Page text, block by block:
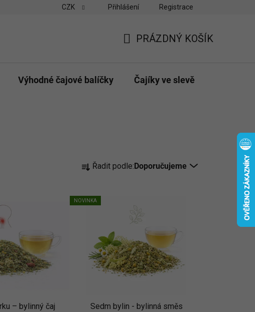
Velkoobchodní odběr pro obchody Možnosti platby a
CZK Přihlášení Registrace
KOŠÍK
PRÁZDNÝ KOŠÍK
Výhodné čajové balíčky Čajíky ve slevě
a
e
Řadit podle:Doporučujeme
– bylinný čaj
NOVINKA
Sedm bylin - bylinná směs